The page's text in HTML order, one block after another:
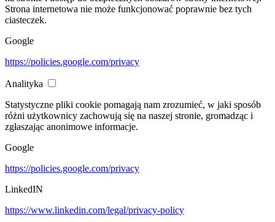
Strona internetowa nie może funkcjonować poprawnie bez tych
ciasteczek.
Google
https://policies.google.com/privacy
Analityka
Statystyczne pliki cookie pomagają nam zrozumieć, w jaki sposób
różni użytkownicy zachowują się na naszej stronie, gromadząc i
zgłaszając anonimowe informacje.
Google
https://policies.google.com/privacy
LinkedIN
https://www.linkedin.com/legal/privacy-policy